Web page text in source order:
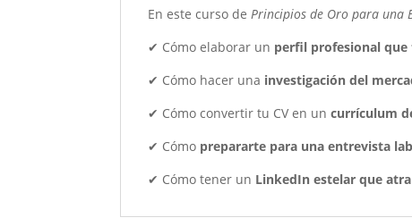
En este curso de Principios de Oro para una
✔ Cómo elaborar un perfil profesional
✔ Cómo hacer una investigación del
✔ Cómo convertir tu CV en uncurrículum
✔ Cómo prepararte para una entrevista
✔ Cómo tener un LinkedIn estelar que